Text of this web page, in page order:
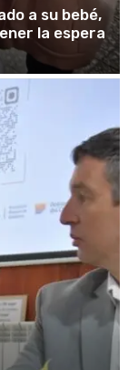
a su bebé,
la espera